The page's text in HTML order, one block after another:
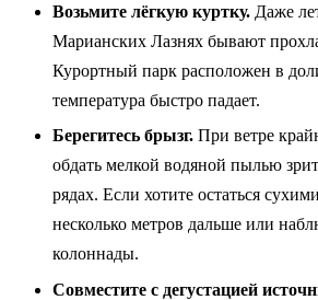
Возьмите лёгкую куртку. Даже
Марианских Лазнях бывают
Курортный парк расположен в
температура быстро падает.
Берегитесь брызг. При ветре
обдать мелкой водяной пылью
рядах. Если хотите остаться
несколько метров дальше или
колоннады.
Совместите с дегустацией